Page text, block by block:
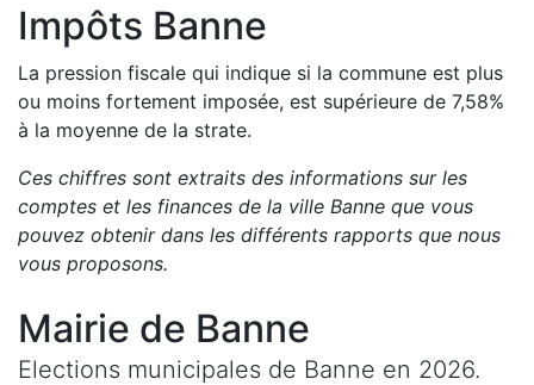
Impôts Banne
La pression fiscale qui indique si la commune est plus
ou moins fortement imposée, est supérieure de 7,58%
à la moyenne de la strate.
Ces chiffres sont extraits des informations sur les
comptes et les finances de la ville Banne que vous
pouvez obtenir dans les différents rapports que nous
vous proposons.
Mairie de Banne
Elections municipales de Banne en 2026.